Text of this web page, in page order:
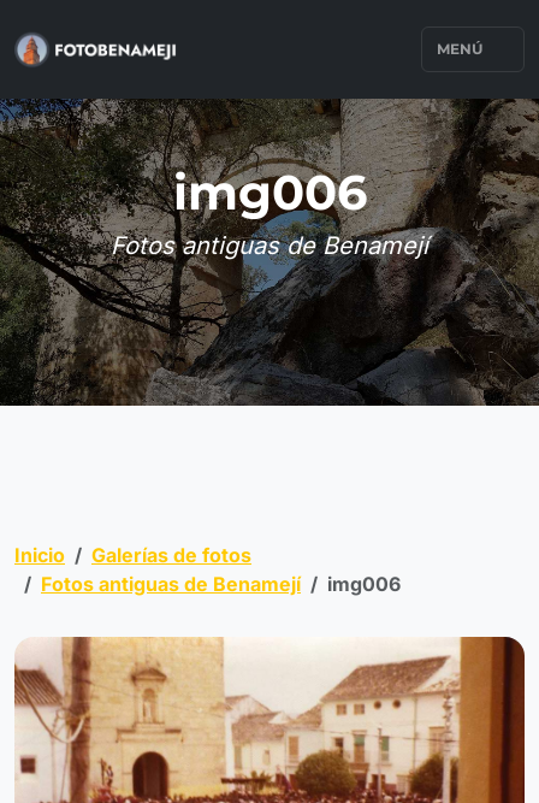
MENÚ
img006
Fotos antiguas de Benamejí
Inicio
Galerías de fotos
Fotos antiguas de Benamejí
img006